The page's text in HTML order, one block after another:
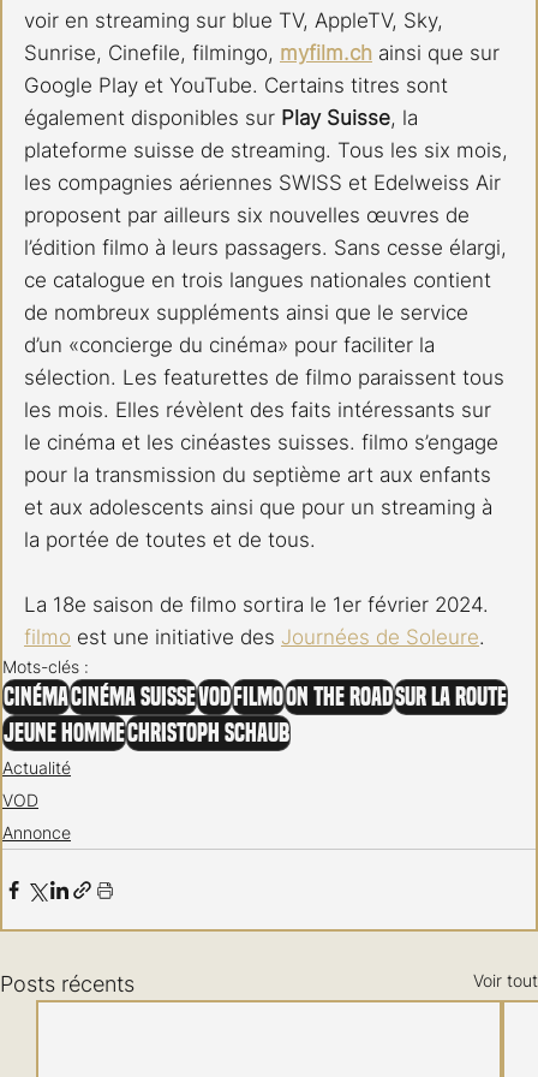
voir en streaming sur blue TV, AppleTV, Sky,
Sunrise, Cinefile, filmingo, myfilm.ch ainsi que sur
Google Play et YouTube. Certains titres sont
également disponibles sur Play Suisse, la
plateforme suisse de streaming. Tous les six mois,
les compagnies aériennes SWISS et Edelweiss Air
proposent par ailleurs six nouvelles œuvres de
l’édition filmo à leurs passagers. Sans cesse élargi,
ce catalogue en trois langues nationales contient
de nombreux suppléments ainsi que le service
d’un «concierge du cinéma» pour faciliter la
sélection. Les featurettes de filmo paraissent tous
les mois. Elles révèlent des faits intéressants sur
le cinéma et les cinéastes suisses. filmo s’engage
pour la transmission du septième art aux enfants
et aux adolescents ainsi que pour un streaming à
la portée de toutes et de tous.
La 18e saison de filmo sortira le 1er février 2024.
filmo est une initiative des Journées de Soleure.
Mots-clés :
CinémaCinéma SuisseVOD FILMOOn The RoadSur la route
Jeune HommeChristoph Schaub
Actualité
VOD
Annonce
Posts récents Voir tout